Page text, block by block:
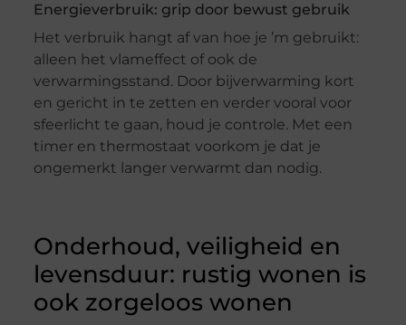
Energieverbruik: grip door bewust gebruik
Het verbruik hangt af van hoe je ’m gebruikt:
alleen het vlameffect of ook de
verwarmingsstand. Door bijverwarming kort
en gericht in te zetten en verder vooral voor
sfeerlicht te gaan, houd je controle. Met een
timer en thermostaat voorkom je dat je
ongemerkt langer verwarmt dan nodig.
Onderhoud, veiligheid en
levensduur: rustig wonen is
ook zorgeloos wonen